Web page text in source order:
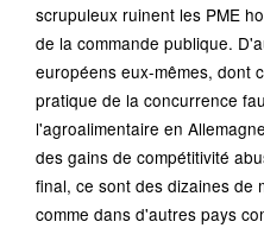
scrupuleux ruinent les PME
de la commande publique.
européens eux-mêmes, dont
pratique de la concurrence
l'agroalimentaire en
des gains de compétitivité
final, ce sont des dizaines de
comme dans d'autres pays